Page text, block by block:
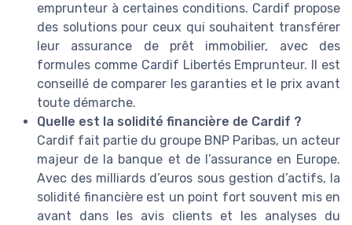
emprunteur à certaines conditions. Cardif propose
des solutions pour ceux qui souhaitent transférer
leur assurance de prêt immobilier, avec des
formules comme Cardif Libertés Emprunteur. Il est
conseillé de comparer les garanties et le prix avant
toute démarche.
Quelle est la solidité financière de Cardif ?
Cardif fait partie du groupe BNP Paribas, un acteur
majeur de la banque et de l’assurance en Europe.
Avec des milliards d’euros sous gestion d’actifs, la
solidité financière est un point fort souvent mis en
avant dans les avis clients et les analyses du